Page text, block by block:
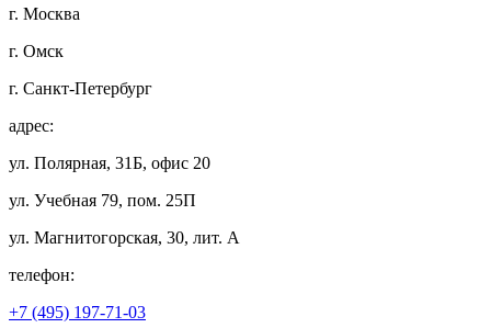
г. Москва
г. Омск
г. Санкт-Петербург
адрес:
ул. Полярная, 31Б, офис 20
ул. Учебная 79, пом. 25П
ул. Магнитогорская, 30, лит. А
телефон:
+7 (495) 197-71-03